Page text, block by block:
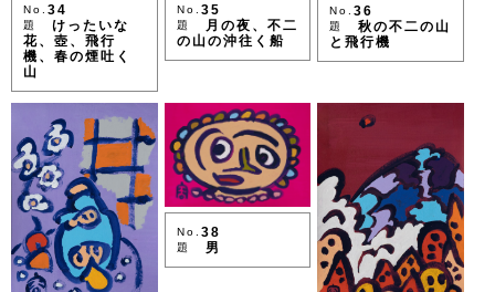
No. 34
題
けったいな
花、壺、飛行
機、春の煙吐く
山
No. 35
題
月の夜、不二
の山の沖往く船
No.36
題
秋の不二の山
と飛行機
No. 38
題 男